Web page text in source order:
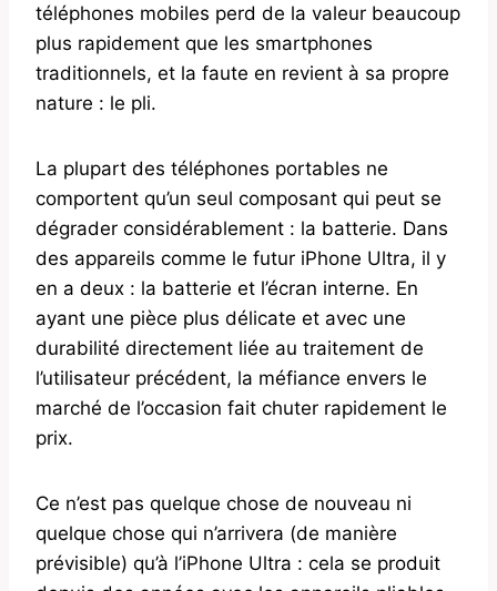
téléphones mobiles perd de la valeur beaucoup
plus rapidement que les smartphones
traditionnels, et la faute en revient à sa propre
nature : le pli.
La plupart des téléphones portables ne
comportent qu’un seul composant qui peut se
dégrader considérablement : la batterie. Dans
des appareils comme le futur iPhone Ultra, il y
en a deux : la batterie et l’écran interne. En
ayant une pièce plus délicate et avec une
durabilité directement liée au traitement de
l’utilisateur précédent, la méfiance envers le
marché de l’occasion fait chuter rapidement le
prix.
Ce n’est pas quelque chose de nouveau ni
quelque chose qui n’arrivera (de manière
prévisible) qu’à l’iPhone Ultra : cela se produit